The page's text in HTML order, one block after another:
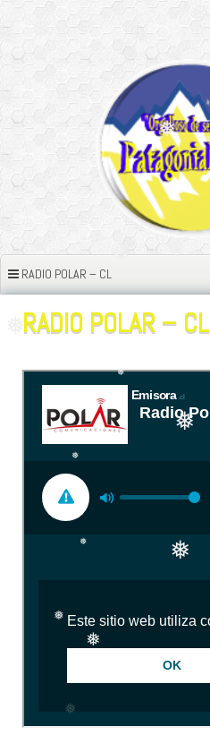
❅
❅
❅
❅ ❅
❅
❅
❅
al
contenido
RADIO POLAR – CL
RADIO POLAR – CL